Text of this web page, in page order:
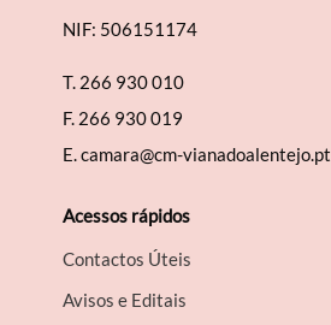
NIF: 506151174
T. 266 930 010
F. 266 930 019
E.camara@cm-vianadoalentejo.pt
Acessos rápidos
Contactos Úteis
Avisos e Editais